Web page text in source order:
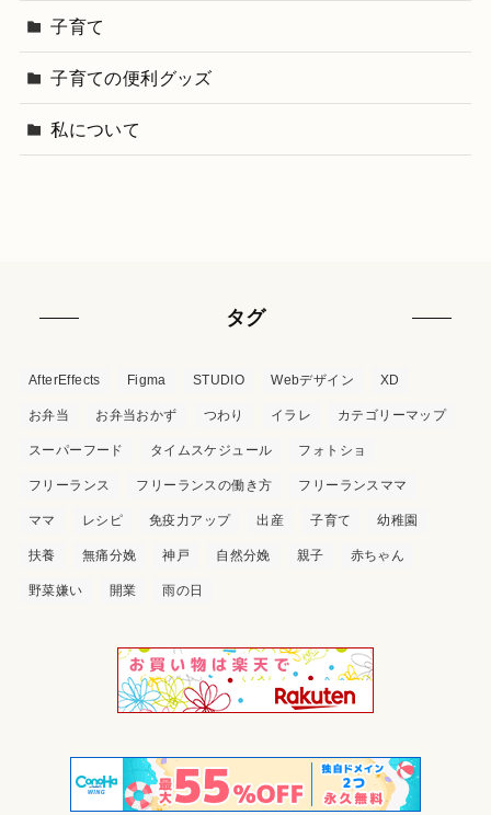
子育て
子育ての便利グッズ
私について
タグ
AfterEffects Figma STUDIO Webデザイン XD
お弁当 お弁当おかず つわり イラレ カテゴリーマップ
スーパーフード タイムスケジュール フォトショ
フリーランス フリーランスの働き方 フリーランスママ
ママ レシピ 免疫力アップ 出産 子育て 幼稚園
扶養 無痛分娩 神戸 自然分娩 親子 赤ちゃん
野菜嫌い 開業 雨の日